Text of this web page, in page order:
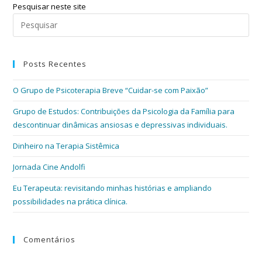
Pesquisar neste site
Posts Recentes
O Grupo de Psicoterapia Breve “Cuidar-se com Paixão”
Grupo de Estudos: Contribuições da Psicologia da Família para
descontinuar dinâmicas ansiosas e depressivas individuais.
Dinheiro na Terapia Sistêmica
Jornada Cine Andolfi
Eu Terapeuta: revisitando minhas histórias e ampliando
possibilidades na prática clínica.
Comentários